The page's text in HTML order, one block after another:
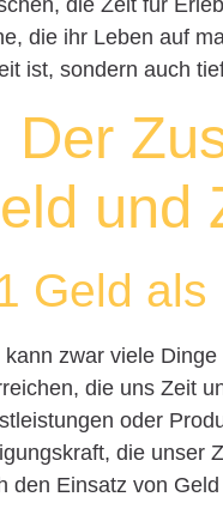
die ihr Leben auf
ist, sondern auch
Der
und
Geld
kann zwar viele
die uns Zeit
oder
die unser
den Einsatz von